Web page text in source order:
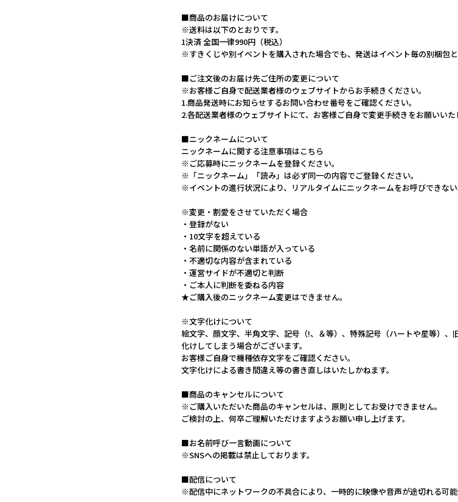
■商品のお届けについて
※送料は以下のとおりです。
1決済 全国一律990円（税込）
※すきくじや別イベントを購入された場合でも、発送はイベント毎の別梱包と
■ご注文後のお届け先ご住所の変更について
※お客様ご自身で配送業者様のウェブサイトからお手続きください。
1.商品発送時にお知らせするお問い合わせ番号をご確認ください。
2.各配送業者様のウェブサイトにて、お客様ご自身で変更手続きをお願いいた
■ニックネームについて
ニックネームに関する注意事項はこちら
※ご応募時にニックネームを登録ください。
※「ニックネーム」「読み」は必ず同一の内容でご登録ください。
※イベントの進行状況により、リアルタイムにニックネームをお呼びできな
※変更・割愛をさせていただく場合
・登録がない
・10文字を超えている
・名前に関係のない単語が入っている
・不適切な内容が含まれている
・運営サイドが不適切と判断
・ご本人に判断を委ねる内容
★ご購入後のニックネーム変更はできません。
※文字化けについて
絵文字、顔文字、半角文字、記号（!、＆等）、特殊記号（ハートや星等）
化けしてしまう場合がございます。
お客様ご自身で機種依存文字をご確認ください。
文字化けによる書き間違え等の書き直しはいたしかねます。
■商品のキャンセルについて
※ご購入いただいた商品のキャンセルは、原則としてお受けできません。
ご検討の上、何卒ご理解いただけますようお願い申し上げます。
■お名前呼び一言動画について
※SNSへの掲載は禁止しております。
■配信について
※配信中にネットワークの不具合により、一時的に映像や音声が途切れる可能